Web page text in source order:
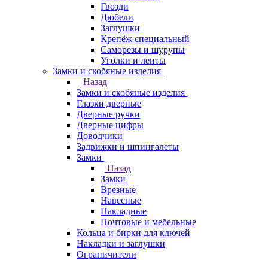
Гвозди
Дюбели
Заглушки
Крепёж специальный
Саморезы и шурупы
Уголки и ленты
Замки и скобяные изделия
Назад
Замки и скобяные изделия
Глазки дверные
Дверные ручки
Дверные цифры
Доводчики
Задвижки и шпингалеты
Замки
Назад
Замки
Врезные
Навесные
Накладные
Почтовые и мебельные
Кольца и бирки для ключей
Накладки и заглушки
Ограничители